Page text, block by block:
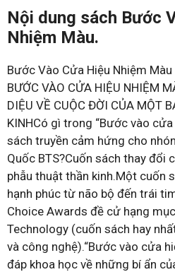
Nội dung sách Bước
Nhiệm Màu.
Bước Vào Cửa Hiệu Nhiệm Màu
BƯỚC VÀO CỬA HIỆU NHIỆM
DIỆU VỀ CUỘC ĐỜI CỦA MỘT
KINHCó gì trong “Bước vào
sách truyền cảm hứng cho
Quốc BTS?Cuốn sách thay đổi
phẫu thuật thần kinh.Một cuốn
hạnh phúc từ não bộ đến trái
Choice Awards đề cử hạng
Technology (cuốn sách hay
và công nghệ).“Bước vào cửa
đáp khoa học về những bí ẩn